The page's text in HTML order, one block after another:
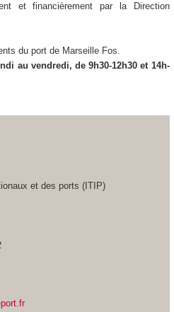
et financièrement par la Direction
du port de Marseille Fos.
au vendredi, de 9h30-12h30 et 14h-
et des ports (ITIP)